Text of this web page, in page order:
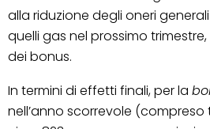
alla riduzione degli oneri
quelli gas nel prossimo
dei bonus.
In termini di effetti finali, per la
nell’anno scorrevole (compreso